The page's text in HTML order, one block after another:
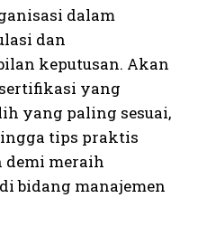
dalam
dan
keputusan. Akan
yang
yang paling sesuai,
tips praktis
demi meraih
bidang manajemen